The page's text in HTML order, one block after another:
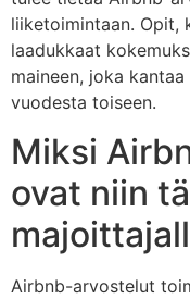
liiketoimintaan. Opit,
laadukkaat
maineen, joka
vuodesta toiseen.
Miksi
ovat niin
Airbnb-arvostelut